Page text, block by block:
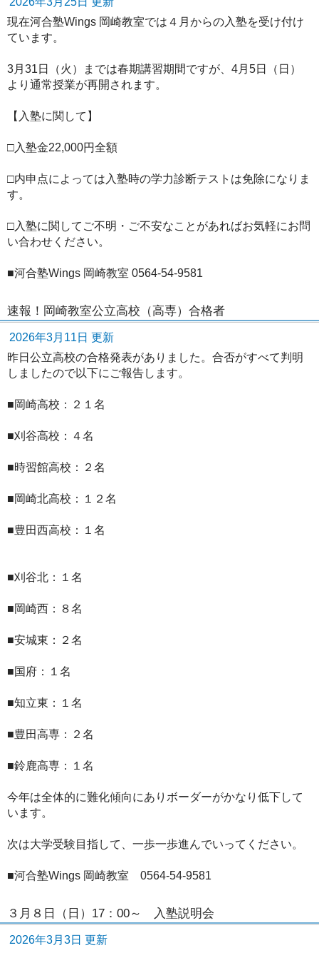
現在河合塾Wings 岡崎教室では４月からの入塾を受け付け
ています。
3月31日（火）までは春期講習期間ですが、4月5日（日）
より通常授業が再開されます。
【入塾に関して】
□入塾金22,000円全額
□内申点によっては入塾時の学力診断テストは免除になりま
す。
□入塾に関してご不明・ご不安なことがあればお気軽にお問
い合わせください。
■河合塾Wings 岡崎教室 0564-54-9581
速報！岡崎教室公立高校（高専）合格者
2026年3月11日 更新
昨日公立高校の合格発表がありました。合否がすべて判明
しましたので以下にご報告します。
■岡崎高校：２１名
■刈谷高校：４名
■時習館高校：２名
■岡崎北高校：１２名
■豊田西高校：１名
■刈谷北：１名
■岡崎西：８名
■安城東：２名
■国府：１名
■知立東：１名
■豊田高専：２名
■鈴鹿高専：１名
今年は全体的に難化傾向にありボーダーがかなり低下して
います。
次は大学受験目指して、一歩一歩進んでいってください。
■河合塾Wings 岡崎教室 0564-54-9581
３月８日（日）17：00～ 入塾説明会
2026年3月3日 更新